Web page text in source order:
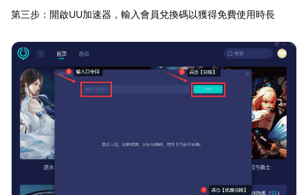
第三步：開啟UU加速器，輸入會員兌換碼以獲得免費使用時長